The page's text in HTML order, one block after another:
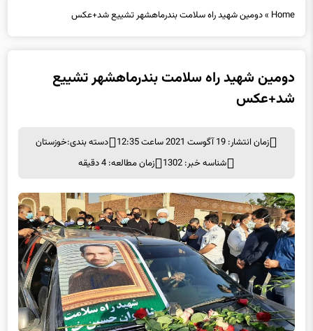
Home
»دومین شهید راه سلامت بندرماهشهر تشییع شد+عکس
دومین شهید راه سلامت بندرماهشهر تشییع
شد+عکس
زمان انتشار: 19 آگوست 2021 ساعت 12:35 دسته بندی:خوزستان
شناسه خبر: 1302
زمان مطالعه: 4 دقیقه